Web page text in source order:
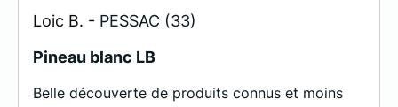
Loic B. - PESSAC (33)
Pineau blanc LB
Belle découverte de produits connus et moins